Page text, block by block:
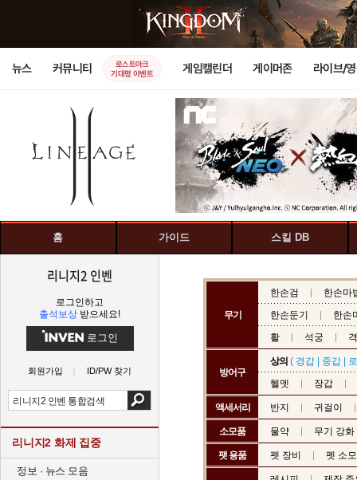
뉴스 커뮤니티
로스트아크
기대평 이벤트
게임캘린더 게이머존 라이브/
홈 가이드 스킬 DB
리니지2 인벤
로그인하고
출석보상 받으세요!
로그인
회원가입 ID/PW 찾기
리니지2 화제 집중
정보 · 뉴스 모음
무기
한손검
한손마
한손둔기
한손
활
석궁
방어구
상의 ( 경갑 중갑
헬멧
장갑
액세서리 반지 귀걸이
소모품 물약 무기 강
팻 용품 펫 장비 펫 소